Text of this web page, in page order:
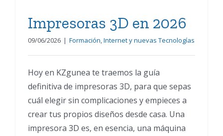
Impresoras 3D en 2026
09/06/2026 | Formación,Internet y nuevas Tecnologías
Hoy en KZgunea te traemos la guía
definitiva de impresoras 3D, para que sepas
cuál elegir sin complicaciones y empieces a
crear tus propios diseños desde casa. Una
impresora 3D es, en esencia, una máquina